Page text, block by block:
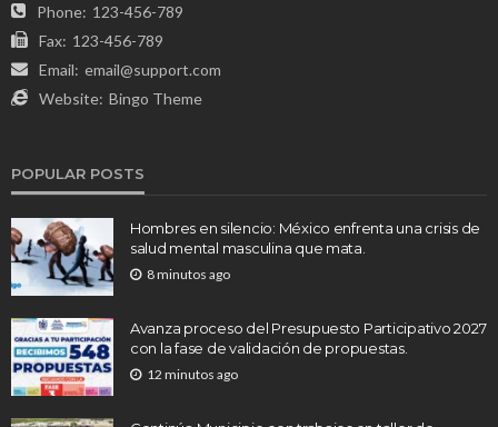
Phone: 123-456-789
Fax: 123-456-789
Email: email@support.com
Website: Bingo Theme
POPULAR POSTS
Hombres en silencio: México enfrenta una crisis de
salud mental masculina que mata.
8 minutos ago
Avanza proceso del Presupuesto Participativo 2027
con la fase de validación de propuestas.
12 minutos ago